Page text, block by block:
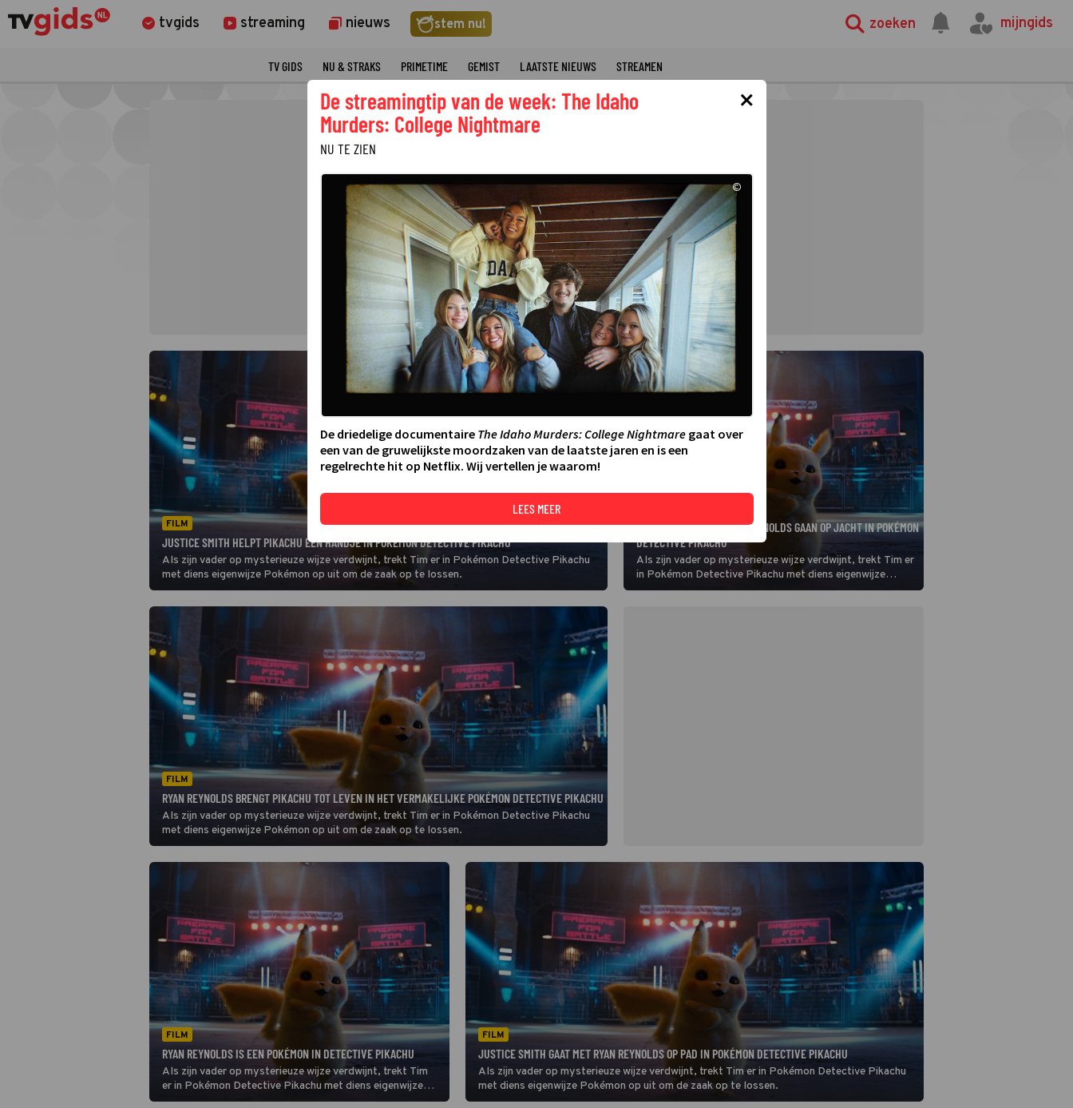
tvgids streaming nieuws stem nu! zoeken mijngids
TV GIDS NU & STRAKS PRIMETIME GEMIST LAATSTE NIEUWS STREAMEN
FILM
JUSTICE SMITH HELPT PIKACHU EEN HANDJE IN POKÉMON DETECTIVE PIKACHU
Als zijn vader op mysterieuze wijze verdwijnt, trekt Tim er in Pokémon Detective Pikachu
met diens eigenwijze Pokémon op uit om de zaak op te lossen.
JUSTICE SMITH EN RYAN REYNOLDS GAAN OP JACHT IN POKÉMON
DETECTIVE PIKACHU
Als zijn vader op mysterieuze wijze verdwijnt, trekt Tim er
in Pokémon Detective Pikachu met diens eigenwijze
Pokémon op uit om de zaak op te lossen.
FILM
RYAN REYNOLDS BRENGT PIKACHU TOT LEVEN IN HET VERMAKELIJKE POKÉMON DETECTIVE PIKACHU
Als zijn vader op mysterieuze wijze verdwijnt, trekt Tim er in Pokémon Detective Pikachu
met diens eigenwijze Pokémon op uit om de zaak op te lossen.
FILM
RYAN REYNOLDS IS EEN POKÉMON IN DETECTIVE PIKACHU
Als zijn vader op mysterieuze wijze verdwijnt, trekt Tim
er in Pokémon Detective Pikachu met diens eigenwijze
Pokémon op uit om de zaak op te lossen.
FILM
JUSTICE SMITH GAAT MET RYAN REYNOLDS OP PAD IN POKÉMON DETECTIVE PIKACHU
Als zijn vader op mysterieuze wijze verdwijnt, trekt Tim er in Pokémon Detective Pikachu
met diens eigenwijze Pokémon op uit om de zaak op te lossen.
×
De streamingtip van de week: The Idaho
Murders: College Nightmare
NU TE ZIEN
©
De driedelige documentaire The Idaho Murders: College Nightmaregaat over
een van de gruwelijkste moordzaken van de laatste jaren en is een
regelrechte hit op Netflix. Wij vertellen je waarom!
LEES MEER